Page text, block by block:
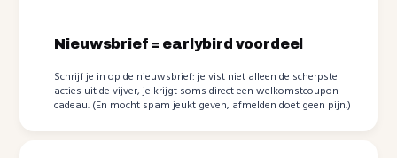
Nieuwsbrief = earlybird voordeel
Schrijf je in op de nieuwsbrief: je vist niet alleen de scherpste
acties uit de vijver, je krijgt soms direct een welkomstcoupon
cadeau. (En mocht spam jeukt geven, afmelden doet geen pijn.)